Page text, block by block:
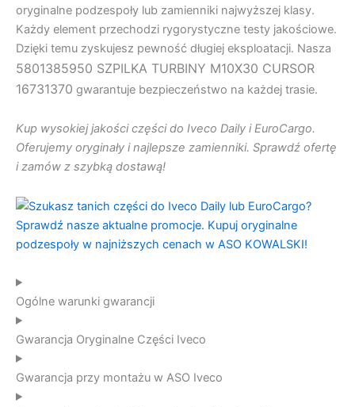
oryginalne podzespoły lub zamienniki najwyższej klasy.
Każdy element przechodzi rygorystyczne testy jakościowe.
Dzięki temu zyskujesz pewność długiej eksploatacji. Nasza
5801385950 SZPILKA TURBINY M10X30 CURSOR
16731370 gwarantuje bezpieczeństwo na każdej trasie.
Kup wysokiej jakości części do Iveco Daily i EuroCargo.
Oferujemy oryginały i najlepsze zamienniki. Sprawdź ofertę
i zamów z szybką dostawą!
Ogólne warunki gwarancji
Gwarancja Oryginalne Części Iveco
Gwarancja przy montażu w ASO Iveco